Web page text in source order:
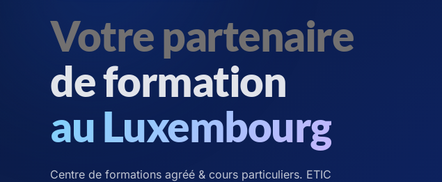
Votre partenaire
de formation
au Luxembourg
Centre de formations agréé & cours particuliers. ETIC